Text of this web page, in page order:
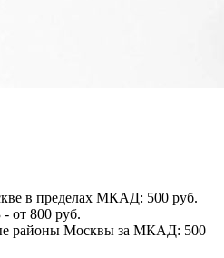
в пределах МКАД: 500 руб.
от 800 руб.
районы Москвы за МКАД: 500